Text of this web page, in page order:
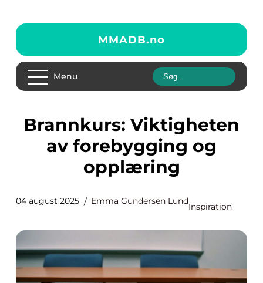
MMADB.no
Menu
Brannkurs: Viktigheten
av forebygging og
opplæring
04 august 2025 Emma Gundersen Lund
Inspiration